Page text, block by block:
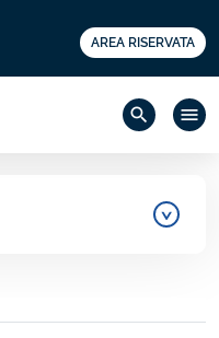
AREA RISERVATA
search menu